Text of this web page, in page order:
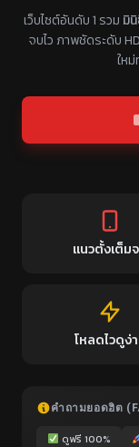
แหล่งรวมซีรี่ย์จีน
เว็บไซต์อันดับ 1 รวม มิ
จบไว ภาพชัดระดับ
ให
แนวตั้งเต็ม
โหลดไวดูง่
คำถามยอดฮิต
ดูฟรี 100%